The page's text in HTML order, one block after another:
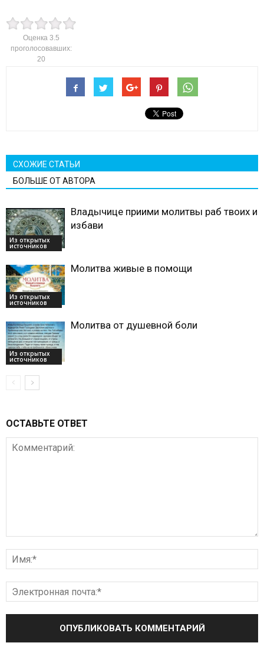
Оценка 3.5
проголосовавших:
20
СХОЖИЕ СТАТЬИ
БОЛЬШЕ ОТ АВТОРА
Из открытых
источников
Владычице приими молитвы раб твоих и
избави
Из открытых
источников
Молитва живые в помощи
Из открытых
источников
Молитва от душевной боли
ОСТАВЬТЕ ОТВЕТ